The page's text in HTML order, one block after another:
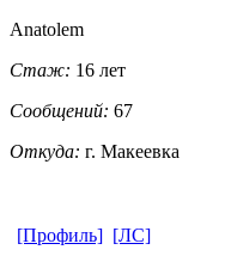
Anatolem
Стаж: 16 лет
Сообщений: 67
Откуда: г. Макеевка
[Профиль] [ЛС]